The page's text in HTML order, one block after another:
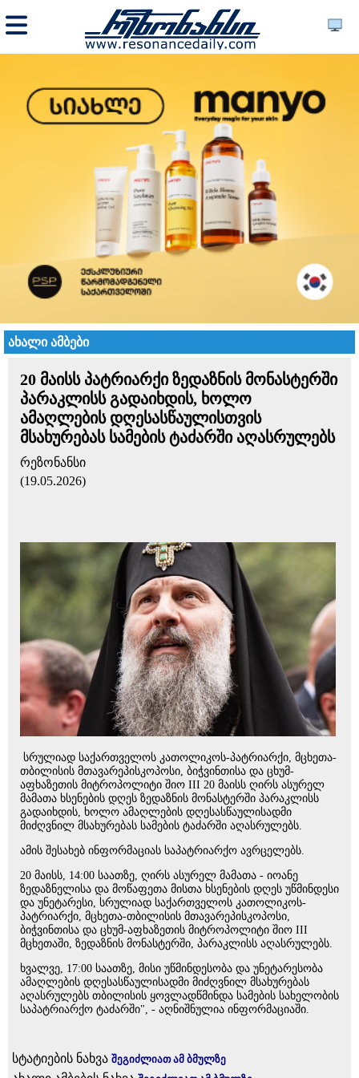
ახალი ამბები
20 მაისს პატრიარქი ზედაზნის მონასტერში
პარაკლისს გადაიხდის, ხოლო
ამაღლების დღესასწაულისთვის
მსახურებას სამების ტაძარში აღასრულებს
რეზონანსი
(19.05.2026)
სრულიად საქართველოს კათოლიკოს-პატრიარქი, მცხეთა-
თბილისის მთავარეპისკოპოსი, ბიჭვინთისა და ცხუმ-
აფხაზეთის მიტროპოლიტი შიო III 20 მაისს ღირს ასურელ
მამათა ხსენების დღეს ზედაზნის მონასტერში პარაკლისს
გადაიხდის, ხოლო ამაღლების დღესასწაულისადმი
მიძღვნილ მსახურებას სამების ტაძარში აღასრულებს.
ამის შესახებ ინფორმაციას საპატრიარქო ავრცელებს.
20 მაისს, 14:00 საათზე, ღირს ასურელ მამათა - იოანე
ზედაზნელისა და მოწაფეთა მისთა ხსენების დღეს უწმინდესი
და უნეტარესი, სრულიად საქართველოს კათოლიკოს-
პატრიარქი, მცხეთა-თბილისის მთავარეპისკოპოსი,
ბიჭვინთისა და ცხუმ-აფხაზეთის მიტროპოლიტი შიო III
მცხეთაში, ზედაზნის მონასტერში, პარაკლისს აღასრულებს.
ხვალვე, 17:00 საათზე, მისი უწმინდესობა და უნეტარესობა
ამაღლების დღესასწაულისადმი მიძღვნილ მსახურებას
აღასრულებს თბილისის ყოვლადწმინდა სამების სახელობის
საპატრიარქო ტაძარში", - აღნიშნულია ინფორმაციაში.
სტატიების ნახვა შეგიძლიათ ამ ბმულზე